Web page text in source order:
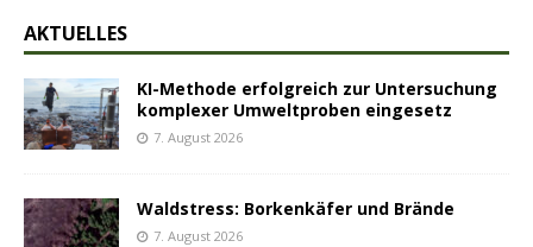
AKTUELLES
KI-Methode erfolgreich zur Untersuchung
komplexer Umweltproben eingesetz
7. August 2026
Waldstress: Borkenkäfer und Brände
7. August 2026